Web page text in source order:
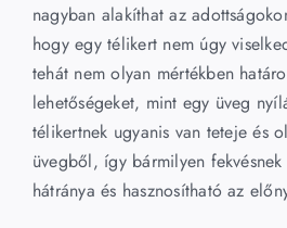
nagyban alakíthat az
hogy egy télikert nem úgy
tehát nem olyan mértékben
lehetőségeket, mint egy üveg
télikertnek ugyanis van teteje és
üvegből, így bármilyen
hátránya és hasznosítható az